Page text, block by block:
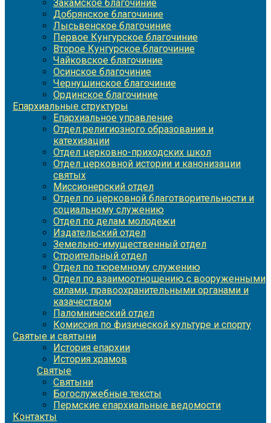
Закамское благочиние
Добрянское благочиние
Лысьвенское благочиние
Первое Кунгурское благочиние
Второе Кунгурское благочиние
Чайковское благочиние
Осинское благочиние
Чернушинское благочиние
Ординское благочиние
Епархиальные структуры
Епархиальное управление
Отдел религиозного образования и
катехизации
Отдел церковно-приходских школ
Отдел церковной истории и канонизации
святых
Миссионерский отдел
Отдел по церковной благотворительности и
социальному служению
Отдел по делам молодежи
Издательский отдел
Земельно-имущественный отдел
Строительный отдел
Отдел по тюремному служению
Отдел по взаимоотношению с вооруженными
силами, правоохранительными органами и
казачеством
Паломнический отдел
Комиссия по физической культуре и спорту
Святые и святыни
История епархии
История храмов
Святые
Святыни
Богослужебные тексты
Пермские епархиальные ведомости
Контакты